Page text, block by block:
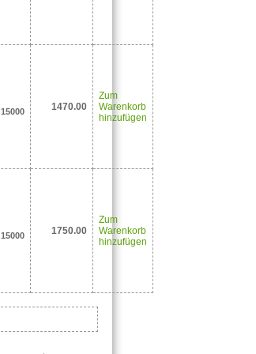
15000 1470.00
Zum
Warenkorb
hinzufügen
15000 1750.00
Zum
Warenkorb
hinzufügen